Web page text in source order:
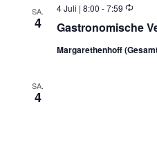
SA.
4 Gastronomische
4 Juli | 8:00 -7:59
Margarethenhoff
SA.
4